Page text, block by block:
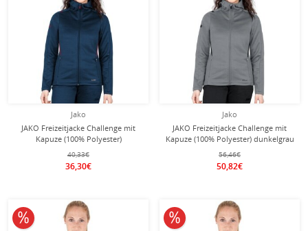
Jako
JAKO Freizeitjacke Challenge mit
Kapuze (100% Polyester)
dunkelblau/rot Damen
40,33€
36,30€
Jako
JAKO Freizeitjacke Challenge mit
Kapuze (100% Polyester) dunkelgrau
Damen
56,46€
50,82€
10% reduziert 10% reduziert